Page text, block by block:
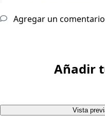
Agregar un comentario
Añadir
Vista